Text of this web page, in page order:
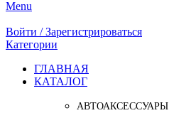
Menu
Войти / Зарегистрироваться
Категории
ГЛАВНАЯ
КАТАЛОГ
АВТОАКСЕССУАРЫ